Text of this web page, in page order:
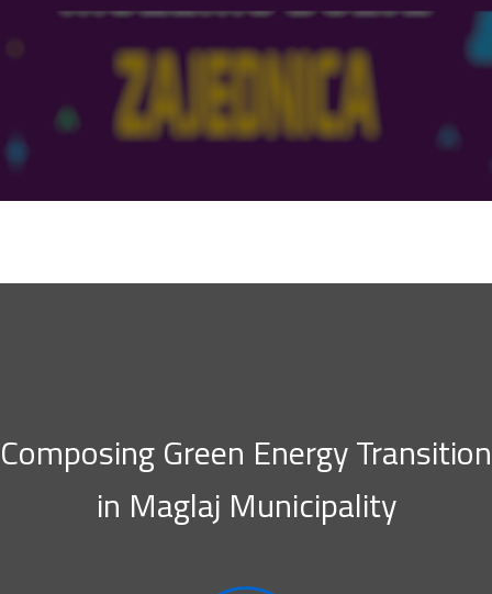
Composing Green Energy Transition
in Maglaj Municipality